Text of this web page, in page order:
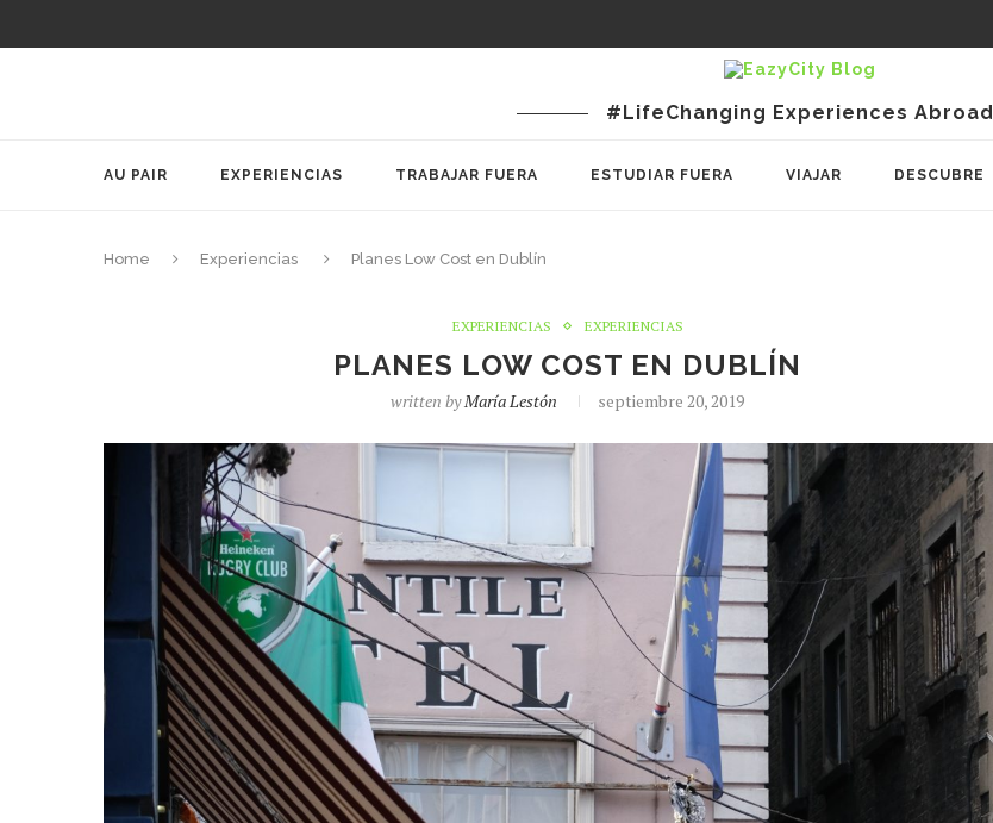
#LifeChanging Experiences Abroad
AU PAIR EXPERIENCIAS TRABAJAR FUERA ESTUDIAR FUERA VIAJAR DESCUBRE
Home Experiencias Planes Low Cost en Dublín
EXPERIENCIAS EXPERIENCIAS
PLANES LOW COST EN DUBLÍN
written byMaría Lestón septiembre 20, 2019